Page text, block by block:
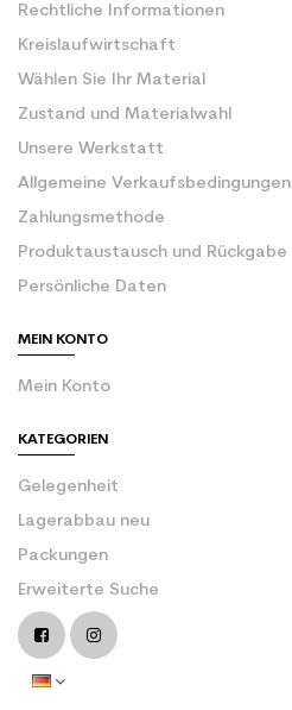
Rechtliche Informationen
Kreislaufwirtschaft
Wählen Sie Ihr Material
Zustand und Materialwahl
Unsere Werkstatt
Allgemeine Verkaufsbedingungen
Zahlungsmethode
Produktaustausch und Rückgabe
Persönliche Daten
MEIN KONTO
Mein Konto
KATEGORIEN
Gelegenheit
Lagerabbau neu
Packungen
Erweiterte Suche